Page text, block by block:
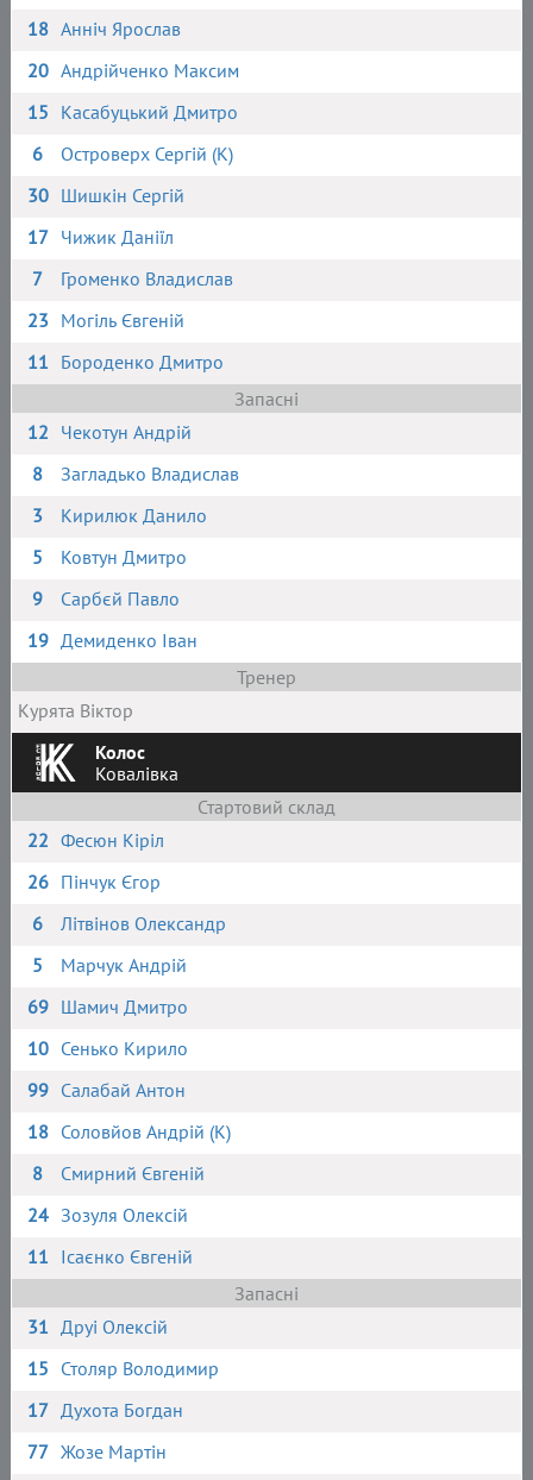
18 Анніч Ярослав
20 Андрійченко Максим
15 Касабуцький Дмитро
6
Островерх Сергій (К)
30 Шишкін Сергій
17 Чижик Даніїл
7
Громенко Владислав
23 Могіль Євгеній
11 Бороденко Дмитро
Запасні
12 Чекотун Андрій
8
Загладько Владислав
3
Кирилюк Данило
5
Ковтун Дмитро
9
Сарбєй Павло
19 Демиденко Іван
Тренер
Курята Віктор
Колос
Ковалівка
Стартовий склад
22 Фесюн Кіріл
26 Пінчук Єгор
6
Літвінов Олександр
5
Марчук Андрій
69 Шамич Дмитро
10 Сенько Кирило
99 Салабай Антон
18 Соловйов Андрій (К)
8
Смирний Євгеній
24 Зозуля Олексій
11 Ісаєнко Євгеній
Запасні
31 Друі Олексій
15 Столяр Володимир
17 Духота Богдан
77 Жозе Мартін